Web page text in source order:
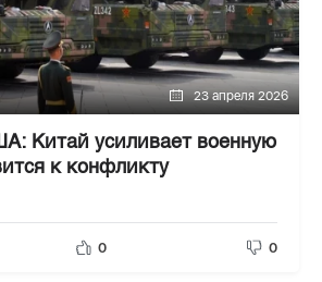
23 апреля 2026
Китай усиливает военную
к конфликту
0 0